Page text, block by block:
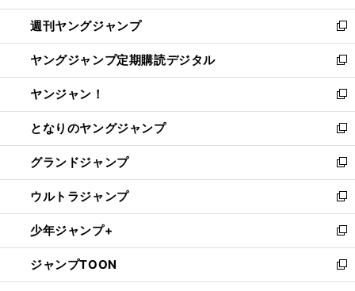
開
く
ウ
で
開
く
ン
ド
ウ
で
開
く
ウ
ィ
ン
ド
ウ
で
開
く
週刊ヤングジャンプ
新
し
い
ウ
ィ
ン
ド
ウ
で
開
く
ヤングジャンプ定期購読デジタル
新
し
い
ウ
ィ
ン
ド
ウ
で
開
く
ヤンジャン！
新
し
い
ウ
ィ
ン
ド
ウ
で
開
く
となりのヤングジャンプ
新
し
い
ウ
ィ
ン
ド
ウ
で
開
グランドジャンプ
新
し
い
ウ
ィ
ン
ド
ウ
ウルトラジャンプ
新
し
い
ウ
ィ
ン
少年ジャンプ+
新
し
い
ウ
ジャンプTOON
新
し